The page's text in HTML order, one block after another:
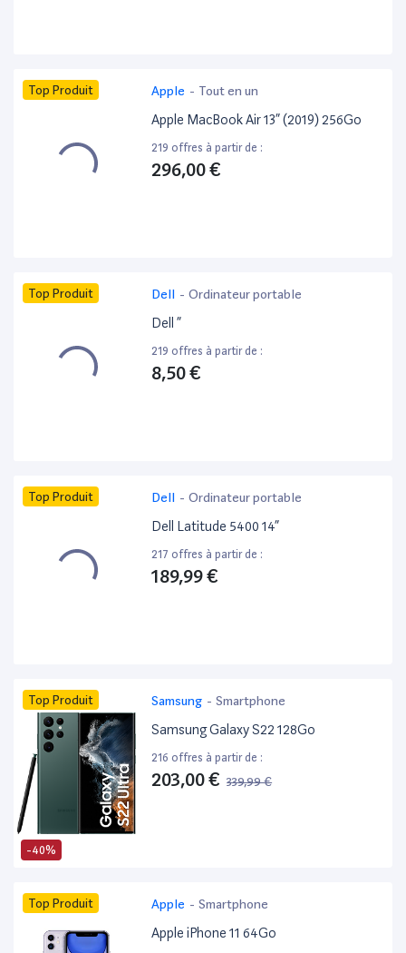
Top Produit Apple - Tout en un
Apple MacBook Air 13” (2019) 256Go
219 offres à partir de :
296,00 €
Top Produit Dell - Ordinateur portable
Dell ”
219 offres à partir de :
8,50 €
Top Produit Dell - Ordinateur portable
Dell Latitude 5400 14”
217 offres à partir de :
189,99 €
-40%
Top Produit Samsung - Smartphone
Samsung Galaxy S22 128Go
216 offres à partir de :
203,00 € 339,99 €
Top Produit Apple - Smartphone
Apple iPhone 11 64Go